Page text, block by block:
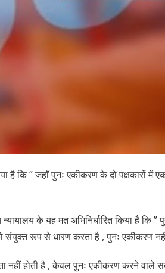
है कि ” जहाँ पुनः एकीकरण के दो पक्षकारों
के यह मत अभिनिर्धारित किया है कि ”
रूप से धारण करता है , पुनः एकीकरण
होती है , केवल पुनः एकीकरण करने वाले